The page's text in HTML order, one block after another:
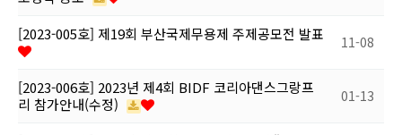
[2023-005호] 제19회 부산국제무용제 주제공모전 발표 11-08
[2023-006호] 2023년 제4회 BIDF 코리아댄스그랑프
리 참가안내(수정)
01-13